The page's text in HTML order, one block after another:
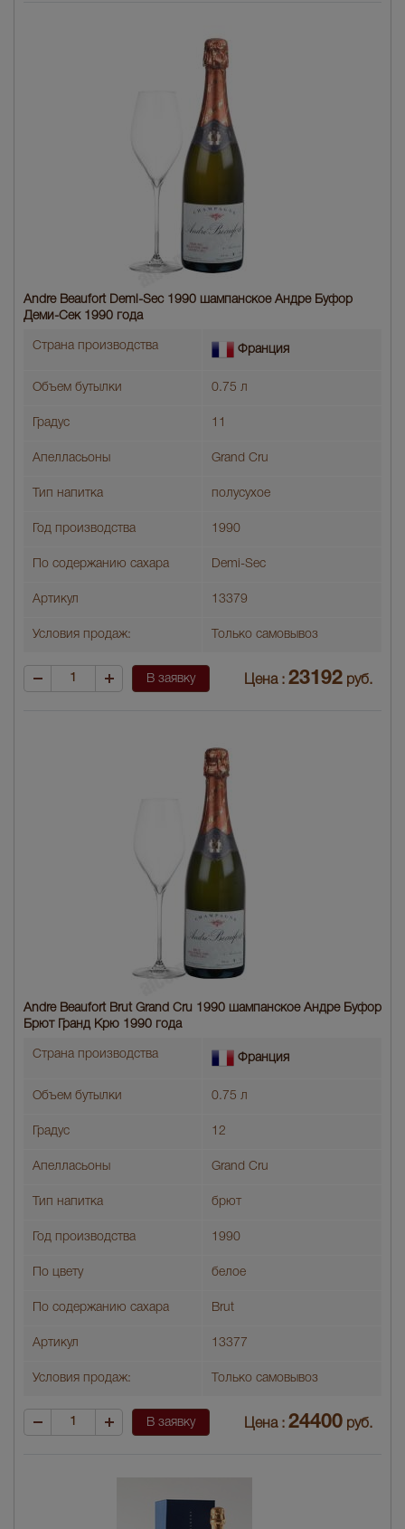
Andre Beaufort Demi-Sec 1990 шампанское Андре Буфор
Деми-Сек 1990 года
Страна производства Франция
Объем бутылки 0.75 л
Градус 11
Апелласьоны Grand Cru
Тип напитка полусухое
Год производства 1990
По содержанию сахара Demi-Sec
Артикул 13379
Условия продаж: Только самовывоз
В заявку Цена : 23192 руб.
Andre Beaufort Brut Grand Cru 1990 шампанское Андре Буфор
Брют Гранд Крю 1990 года
Страна производства Франция
Объем бутылки 0.75 л
Градус 12
Апелласьоны Grand Cru
Тип напитка брют
Год производства 1990
По цвету белое
По содержанию сахара Brut
Артикул 13377
Условия продаж: Только самовывоз
В заявку Цена : 24400 руб.